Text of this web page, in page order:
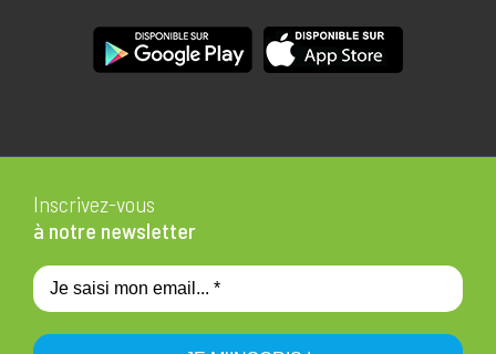
Inscrivez-vous
à notre newsletter